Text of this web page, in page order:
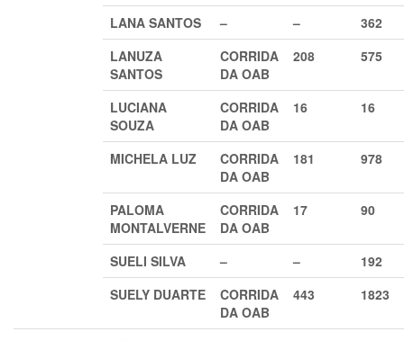
LANA SANTOS – –
362
LANUZA
SANTOS
CORRIDA
DA OAB
208 575
LUCIANA
SOUZA
CORRIDA
DA OAB
16 16
MICHELA LUZ
CORRIDA
DA OAB
181 978
PALOMA
MONTALVERNE
CORRIDA
DA OAB
17 90
SUELI SILVA – –
192
SUELY DUARTE
CORRIDA
DA OAB
443 1823